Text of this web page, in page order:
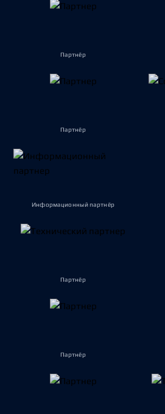
Партнёр
Партнёр
Информационный партнёр
Партнёр
Партнёр